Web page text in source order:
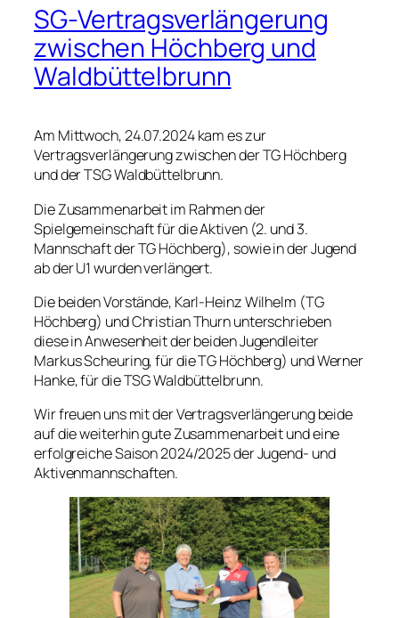
SG-Vertragsverlängerung
zwischen Höchberg und
Waldbüttelbrunn
Am Mittwoch, 24.07.2024 kam es zur
Vertragsverlängerung zwischen der TG Höchberg
und der TSG Waldbüttelbrunn.
Die Zusammenarbeit im Rahmen der
Spielgemeinschaft für die Aktiven (2. und 3.
Mannschaft der TG Höchberg), sowie in der Jugend
ab der U1 wurden verlängert.
Die beiden Vorstände, Karl-Heinz Wilhelm (TG
Höchberg) und Christian Thurn unterschrieben
diese in Anwesenheit der beiden Jugendleiter
Markus Scheuring, für die TG Höchberg) und Werner
Hanke, für die TSG Waldbüttelbrunn.
Wir freuen uns mit der Vertragsverlängerung beide
auf die weiterhin gute Zusammenarbeit und eine
erfolgreiche Saison 2024/2025 der Jugend- und
Aktivenmannschaften.